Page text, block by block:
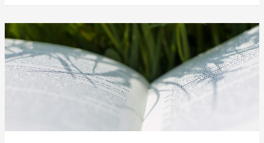
Herausgeber
(2016),
von
Irma
Nelles